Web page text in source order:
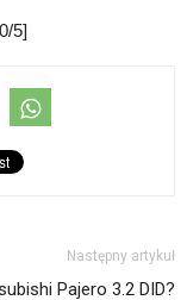
5]
Następny artykuł
Pajero 3.2 DID?